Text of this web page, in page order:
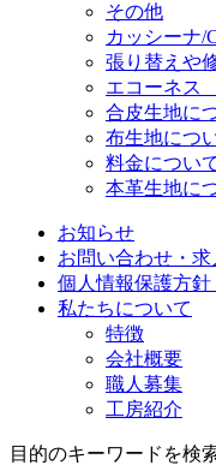
その他
カッシーナ/
張り替えや
エコーネス
合皮生地に
布生地につ
料金につい
本革生地に
お知らせ
お問い合わせ・求
個人情報保護方
私たちについて
特徴
会社概要
職人募集
工房紹介
目的のキーワードを検